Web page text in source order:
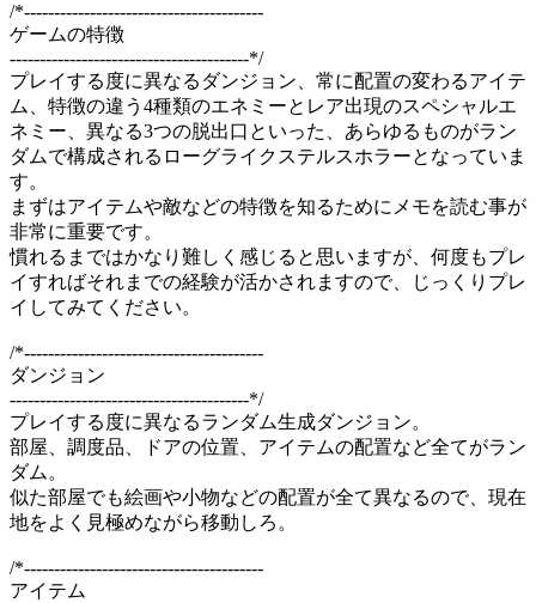
/*----------------------------------------
ゲームの特徴
----------------------------------------*/
プレイする度に異なるダンジョン、常に配置の変わるアイテ
ム、特徴の違う4種類のエネミーとレア出現のスペシャルエ
ネミー、異なる3つの脱出口といった、あらゆるものがラン
ダムで構成されるローグライクステルスホラーとなっていま
す。
まずはアイテムや敵などの特徴を知るためにメモを読む事が
非常に重要です。
慣れるまではかなり難しく感じると思いますが、何度もプレ
イすればそれまでの経験が活かされますので、じっくりプレ
イしてみてください。
/*----------------------------------------
ダンジョン
----------------------------------------*/
プレイする度に異なるランダム生成ダンジョン。
部屋、調度品、ドアの位置、アイテムの配置など全てがラン
ダム。
似た部屋でも絵画や小物などの配置が全て異なるので、現在
地をよく見極めながら移動しろ。
/*----------------------------------------
アイテム